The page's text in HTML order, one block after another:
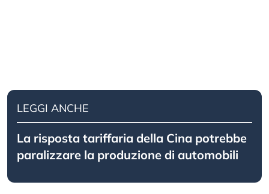
LEGGI ANCHE
La risposta tariffaria della Cina potrebbe
paralizzare la produzione di automobili